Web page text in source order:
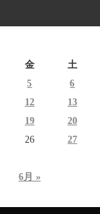
金 土
6月 »
5
6
12
13
19
20
26
27